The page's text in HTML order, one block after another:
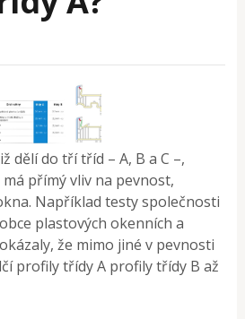
dělí do tří tříd – A, B a C –,
přímý vliv na pevnost,
Například testy společnosti
plastových okenních a
že mimo jiné v pevnosti
profily třídy A profily třídy B až